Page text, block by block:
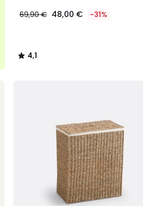
69,90 € 48,00 € -31%
4,1
/